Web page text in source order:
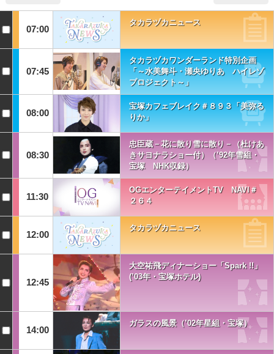
07:00
タカラヅカニュース
07:45
タカラヅカワンダーランド特別企画
「～水美舞斗・瀬央ゆりあ ハイレゾ
プロジェクト～」
08:00
宝塚カフェブレイク＃８９３「美弥る
りか」
08:30
忠臣蔵－花に散り雪に散り－（杜けあ
きサヨナラショー付）（’92年雪組・
宝塚 NHK収録）
11:30
OGエンターテイメントTV NAVI＃
２６４
12:00
タカラヅカニュース
12:45
大空祐飛ディナーショー「Spark !!」
(’03年・宝塚ホテル)
14:00
ガラスの風景（’02年星組・宝塚）